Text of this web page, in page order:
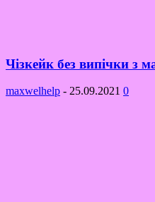
Чізкейк без випічки з
maxwelhelp - 25.09.2021 0